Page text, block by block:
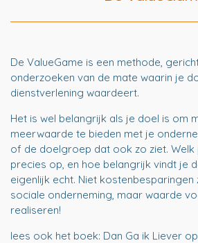
De ValueGame is een methode,
onderzoeken van de mate waarin je
dienstverlening waardeert.
Het is wel belangrijk als je doel is om
meerwaarde te bieden met je
of de doelgroep dat ook zo ziet.
precies op, en hoe belangrijk vindt je
eigenlijk echt. Niet kostenbesparingen
sociale onderneming, maar waarde
realiseren!
lees ook het boek: Dan Ga ik Liever